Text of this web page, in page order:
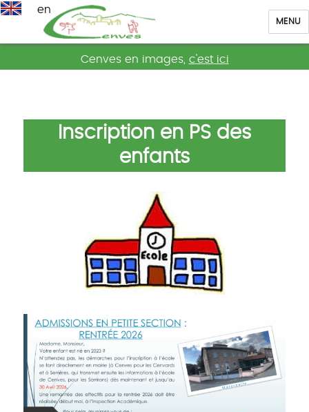
en
Cenves
MENU
Cenves en images, c'est ici
Inscription en PS des
enfants